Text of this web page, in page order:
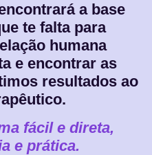
a base
te falta para
humana
e encontrar as
resultados ao
fácil e direta,
e prática.